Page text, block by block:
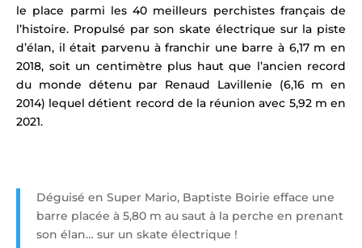
le place parmi les 40 meilleurs perchistes français de
l’histoire. Propulsé par son skate électrique sur la piste
d’élan, il était parvenu à franchir une barre à 6,17 m en
2018, soit un centimètre plus haut que l’ancien record
du monde détenu par Renaud Lavillenie (6,16 m en
2014) lequel détient record de la réunion avec 5,92 m en
2021.
Déguisé en Super Mario, Baptiste Boirie efface une
barre placée à 5,80 m au saut à la perche en prenant
son élan… sur un skate électrique !